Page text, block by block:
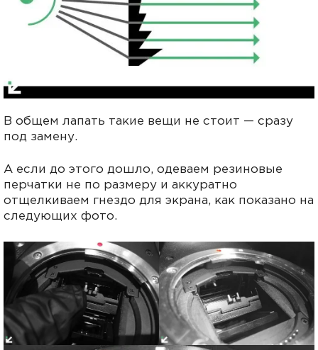
В общем лапать такие вещи не стоит — сразу
под замену.
А если до этого дошло, одеваем резиновые
перчатки не по размеру и аккуратно
отщелкиваем гнездо для экрана, как показано на
следующих фото.